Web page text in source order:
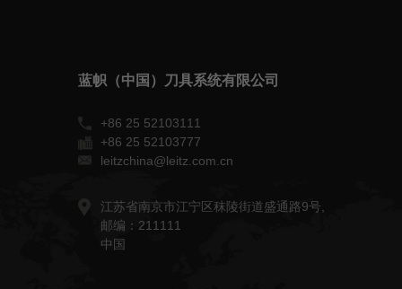
蓝帜（中国）刀具系统有限公司
+86 25 52103111
+86 25 52103777
leitzchina@leitz.com.cn
江苏省南京市江宁区秣陵街道盛通路9号,
邮编：211111
中国